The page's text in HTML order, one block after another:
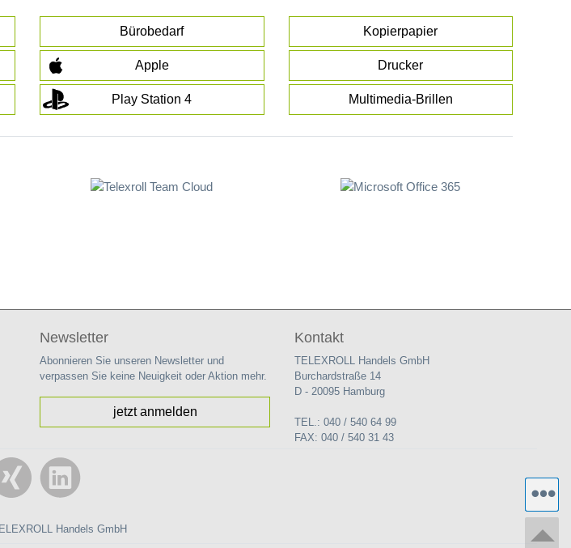
Bürobedarf Kopierpapier
Apple Drucker
Play Station 4 Multimedia-Brillen
Newsletter
Abonnieren Sie unseren Newsletter und
verpassen Sie keine Neuigkeit oder Aktion mehr.
jetzt anmelden
Kontakt
TELEXROLL Handels GmbH
Burchardstraße 14
D - 20095 Hamburg
TEL.: 040 / 540 64 99
FAX: 040 / 540 31 43
Handels GmbH